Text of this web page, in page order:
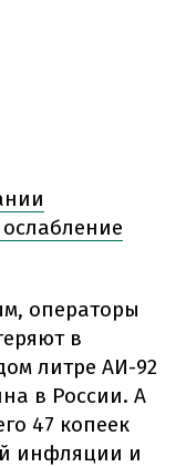
операторы
в
литре АИ-92
в России. А
47 копеек
инфляции и